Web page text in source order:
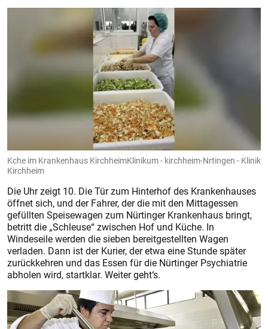
Kche im Krankenhaus KirchheimKlinikum - kirchheim-Nrtingen - Klinik
Kirchheim
Die Uhr zeigt 10. Die Tür zum Hinterhof des Krankenhauses
öffnet sich, und der Fahrer, der die mit den Mittagessen
gefüllten Speisewagen zum Nürtinger Krankenhaus bringt,
betritt die „Schleuse“ zwischen Hof und Küche. In
Windeseile werden die sieben bereitgestellten Wagen
verladen. Dann ist der Kurier, der etwa eine Stunde später
zurückkehren und das Essen für die Nürtinger Psychiatrie
abholen wird, startklar. Weiter geht‘s.